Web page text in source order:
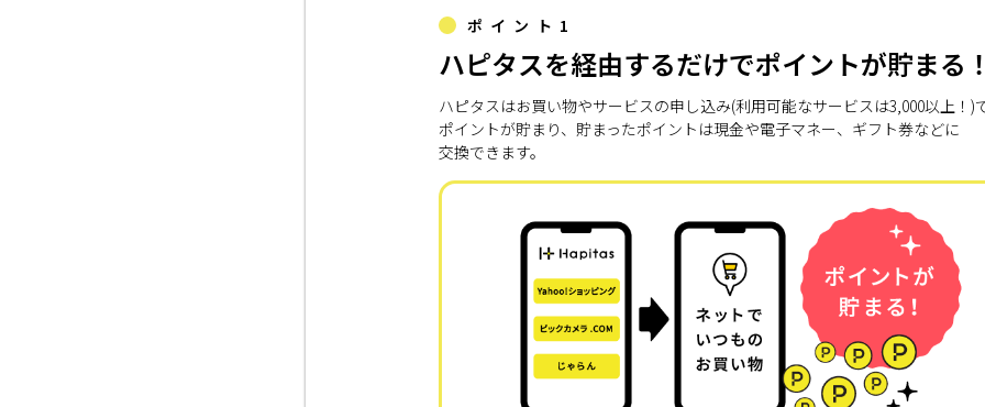
ポイント1
ハピタスを経由するだけでポイントが貯まる
ハピタスはお買い物やサービスの申し込み(利用可能なサービスは3,000以上！)
ポイントが貯まり、貯まったポイントは現金や電子マネー、ギフト券などに
交換できます。